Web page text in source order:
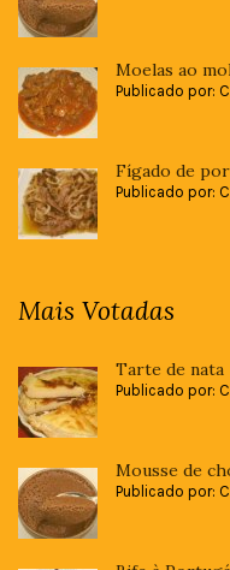
Moelas ao
Publicado por:
Fígado de
Publicado por:
Mais Votadas
Tarte de nata
Publicado por:
Mousse de
Publicado por: